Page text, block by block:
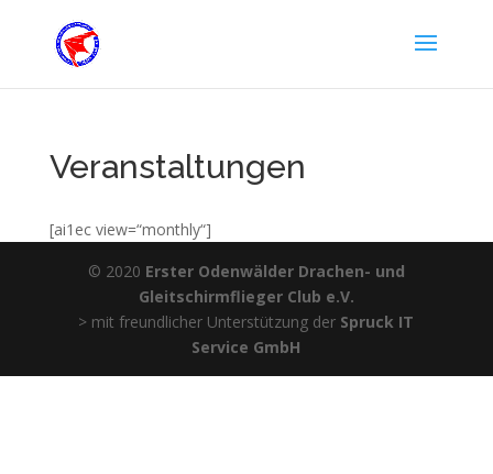
Veranstaltungen
[ai1ec view=“monthly“]
© 2020 Erster Odenwälder Drachen- und
Gleitschirmflieger Club e.V.
> mit freundlicher Unterstützung der Spruck IT
Service GmbH